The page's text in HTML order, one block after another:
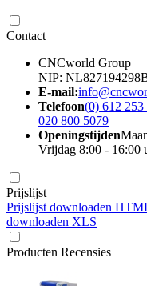
Contact
CNCworld Group
NIP:
E-mail:
Telefoon(0) 612 253
020 800 5079
Openingstijden
Vrijdag 8:00 - 16:00
Prijslijst
Prijslijst downloaden
downloaden XLS
Producten Recensies